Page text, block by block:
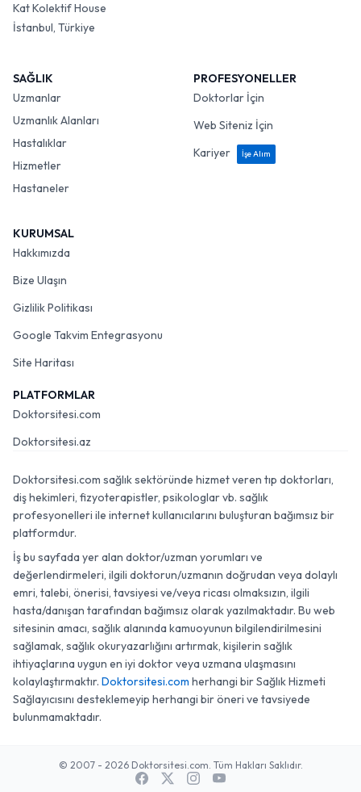
Kat Kolektif House
İstanbul, Türkiye
SAĞLIK
Uzmanlar
Uzmanlık Alanları
Hastalıklar
Hizmetler
Hastaneler
PROFESYONELLER
Doktorlar İçin
Web Siteniz İçin
Kariyer
İşe Alım
KURUMSAL
Hakkımızda
Bize Ulaşın
Gizlilik Politikası
Google Takvim Entegrasyonu
Site Haritası
PLATFORMLAR
Doktorsitesi.com
Doktorsitesi.az
Doktorsitesi.com sağlık sektöründe hizmet veren tıp doktorları,
diş hekimleri, fizyoterapistler, psikologlar vb. sağlık
profesyonelleri ile internet kullanıcılarını buluşturan bağımsız bir
platformdur.
İş bu sayfada yer alan doktor/uzman yorumları ve
değerlendirmeleri, ilgili doktorun/uzmanın doğrudan veya dolaylı
emri, talebi, önerisi, tavsiyesi ve/veya ricası olmaksızın, ilgili
hasta/danışan tarafından bağımsız olarak yazılmaktadır. Bu web
sitesinin amacı, sağlık alanında kamuoyunun bilgilendirilmesini
sağlamak, sağlık okuryazarlığını artırmak, kişilerin sağlık
ihtiyaçlarına uygun en iyi doktor veya uzmana ulaşmasını
kolaylaştırmaktır. Doktorsitesi.com herhangi bir Sağlık Hizmeti
Sağlayıcısını desteklemeyip herhangi bir öneri ve tavsiyede
bulunmamaktadır.
© 2007 - 2026 Doktorsitesi.com. Tüm Hakları Saklıdır.